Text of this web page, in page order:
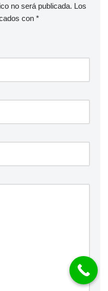
no será publicada. Los
con *